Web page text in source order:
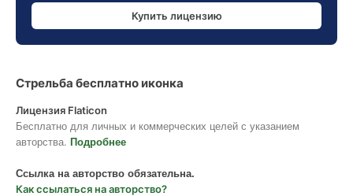
Купить лицензию
Стрельба бесплатно иконка
Лицензия Flaticon
Бесплатно для личных и коммерческих целей с указанием
авторства. Подробнее
Ссылка на авторство обязательна.
Как ссылаться на авторство?